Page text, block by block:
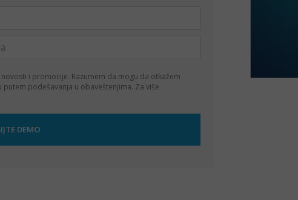
i promocije. Razumem da mogu da otkažem
podešavanja u obaveštenjima. Za više